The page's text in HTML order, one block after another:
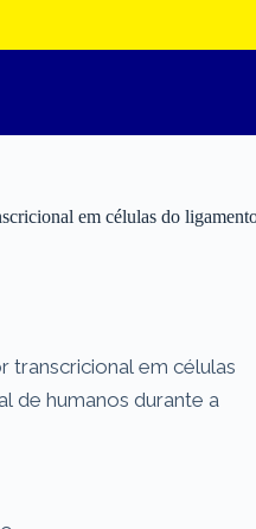
em células do
transcricional em células
de humanos durante a